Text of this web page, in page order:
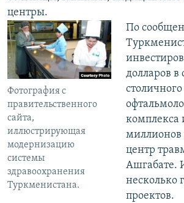
центры.
Фотография с
правительственного
сайта,
иллюстрирующая
модернизацию
системы
здравоохранения
Туркменистана.
По
долларов в
столичного
комплекса
миллионов
центр
Ашгабате.
несколько
проектов.